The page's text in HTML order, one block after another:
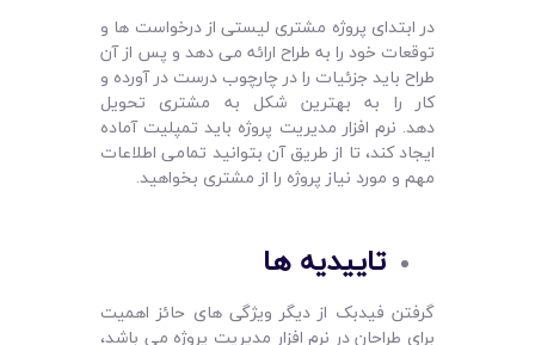
در ابتدای پروژه مشتری لیستی از درخواست‌ ها و
توقعات خود را به طراح ارائه می ‌دهد و پس از آن
طراح باید جزئیات را در چارچوب درست در آورده و
کار را به بهترین شکل به مشتری تحویل
دهد. نرم‌ افزار مدیریت پروژه باید تمپلیت آماده
ایجاد کند، تا از طریق آن بتوانید تمامی اطلاعات
مهم و مورد نیاز پروژه را از مشتری بخواهید.
تاییدیه ها
گرفتن فیدبک از دیگر ویژگی‌ های حائز اهمیت
برای طراحان در نرم‌ افزار مدیریت پروژه می‌ باشد،